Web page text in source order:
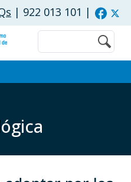
| 922 013 101 |
Buscar